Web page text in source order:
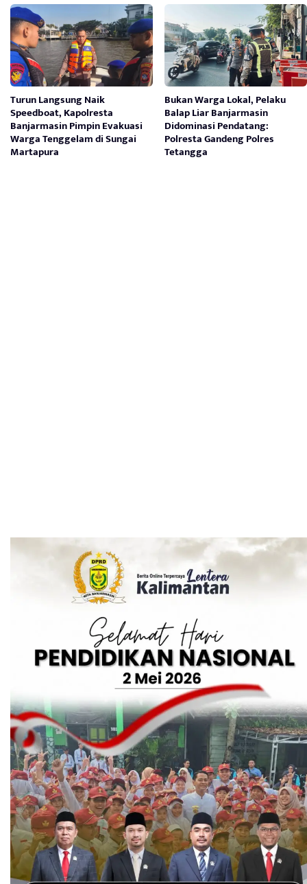
Turun Langsung Naik
Speedboat, Kapolresta
Banjarmasin Pimpin Evakuasi
Warga Tenggelam di Sungai
Martapura
Bukan Warga Lokal, Pelaku
Balap Liar Banjarmasin
Didominasi Pendatang:
Polresta Gandeng Polres
Tetangga